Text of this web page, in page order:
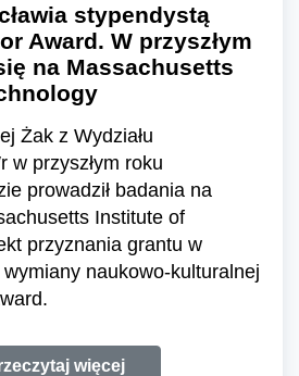
stypendystą
Award. W przyszłym
na Massachusetts
Żak z Wydziału
w przyszłym roku
prowadził badania na
Institute of
przyznania grantu w
naukowo-kulturalnej
więcej